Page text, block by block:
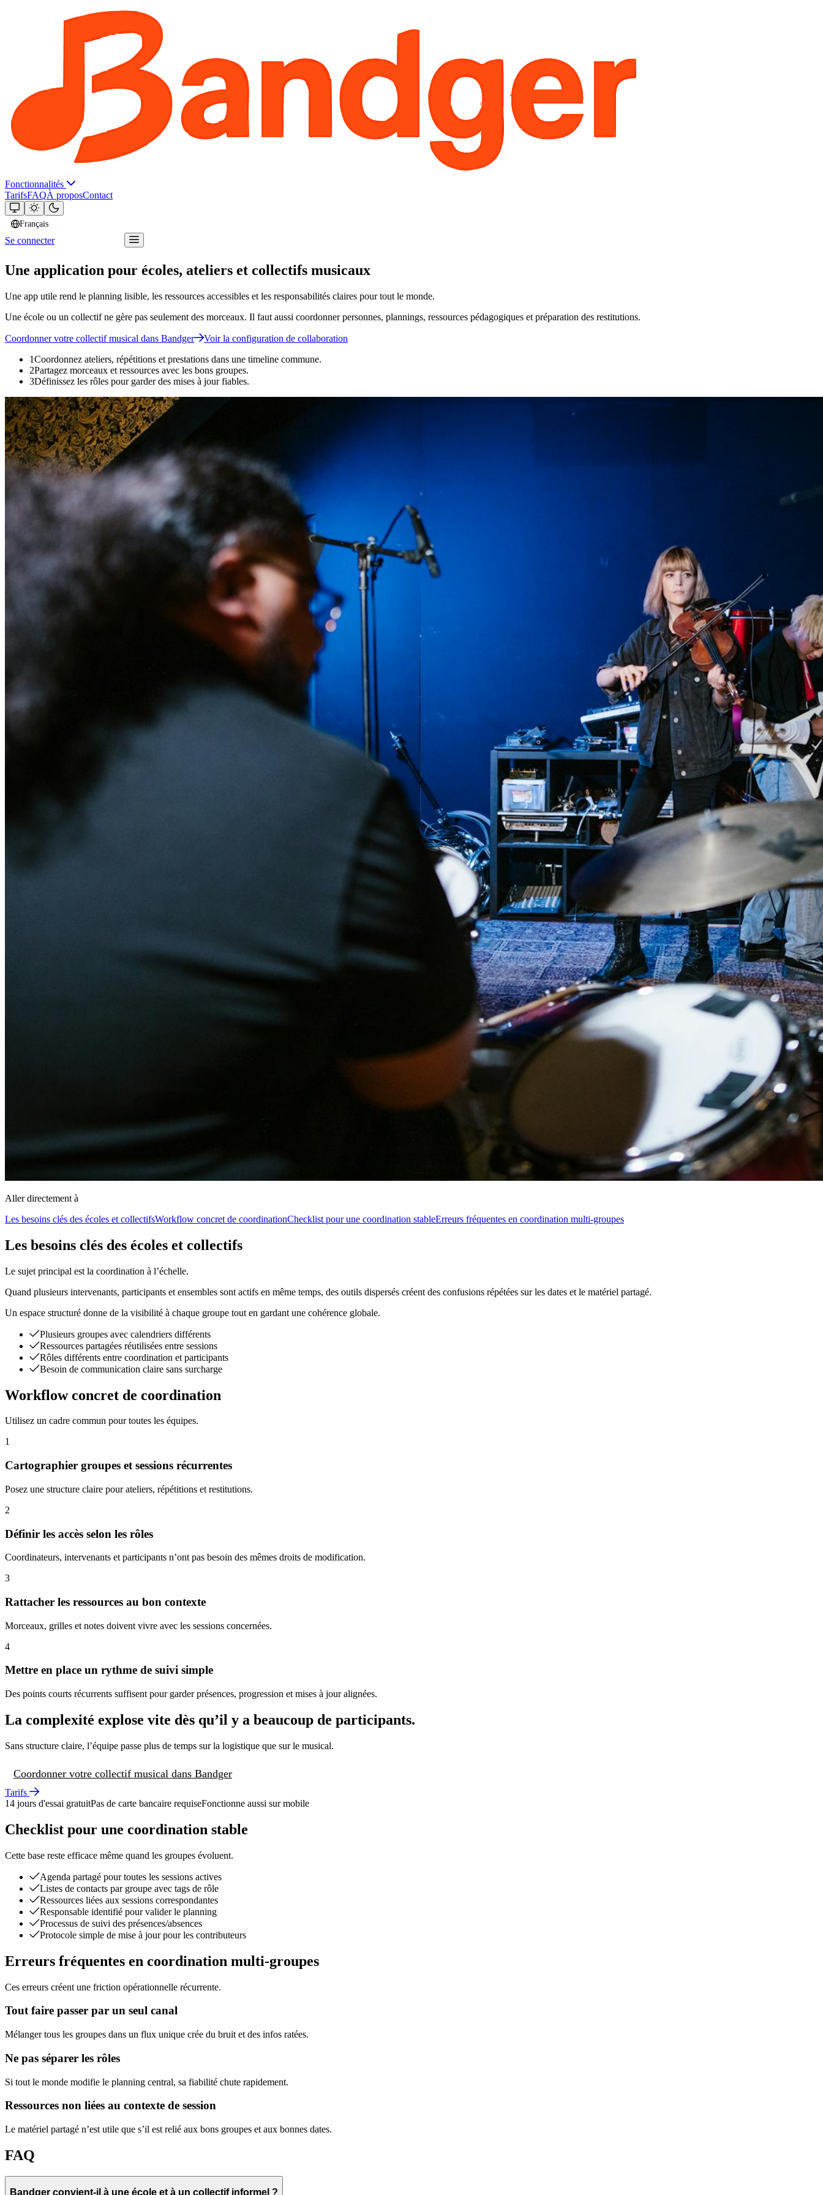
Fonctionnalités
TarifsFAQÀ proposContact
Français
Se connecter
Une application pour écoles, ateliers et collectifs musicaux
Une app utile rend le planning lisible, les ressources accessibles et les responsabilités claires pour tout le monde.
Une école ou un collectif ne gère pas seulement des morceaux. Il faut aussi coordonner personnes, plannings, ressources pédagogiques et préparation des restitutions.
Coordonner votre collectif musical dans Bandger
Voir la configuration de collaboration
1Coordonnez ateliers, répétitions et prestations dans une timeline commune.
2Partagez morceaux et ressources avec les bons groupes.
3Définissez les rôles pour garder des mises à jour fiables.
Aller directement à
Les besoins clés des écoles et collectifsWorkflow concret de coordinationChecklist pour une coordination stableErreurs fréquentes en coordination multi-groupes
Les besoins clés des écoles et collectifs
Le sujet principal est la coordination à l’échelle.
Quand plusieurs intervenants, participants et ensembles sont actifs en même temps, des outils dispersés créent des confusions répétées sur les dates et le matériel partagé.
Un espace structuré donne de la visibilité à chaque groupe tout en gardant une cohérence globale.
Plusieurs groupes avec calendriers différents
Ressources partagées réutilisées entre sessions
Rôles différents entre coordination et participants
Besoin de communication claire sans surcharge
Workflow concret de coordination
Utilisez un cadre commun pour toutes les équipes.
1
Cartographier groupes et sessions récurrentes
Posez une structure claire pour ateliers, répétitions et restitutions.
2
Définir les accès selon les rôles
Coordinateurs, intervenants et participants n’ont pas besoin des mêmes droits de modification.
3
Rattacher les ressources au bon contexte
Morceaux, grilles et notes doivent vivre avec les sessions concernées.
4
Mettre en place un rythme de suivi simple
Des points courts récurrents suffisent pour garder présences, progression et mises à jour alignées.
La complexité explose vite dès qu’il y a beaucoup de participants.
Sans structure claire, l’équipe passe plus de temps sur la logistique que sur le musical.
Coordonner votre collectif musical dans Bandger
Tarifs
14 jours d'essai gratuitPas de carte bancaire requiseFonctionne aussi sur mobile
Checklist pour une coordination stable
Cette base reste efficace même quand les groupes évoluent.
Agenda partagé pour toutes les sessions actives
Listes de contacts par groupe avec tags de rôle
Ressources liées aux sessions correspondantes
Responsable identifié pour valider le planning
Processus de suivi des présences/absences
Protocole simple de mise à jour pour les contributeurs
Erreurs fréquentes en coordination multi-groupes
Ces erreurs créent une friction opérationnelle récurrente.
Tout faire passer par un seul canal
Mélanger tous les groupes dans un flux unique crée du bruit et des infos ratées.
Ne pas séparer les rôles
Si tout le monde modifie le planning central, sa fiabilité chute rapidement.
Ressources non liées au contexte de session
Le matériel partagé n’est utile que s’il est relié aux bons groupes et aux bonnes dates.
FAQ
Bandger convient-il à une école et à un collectif informel ?